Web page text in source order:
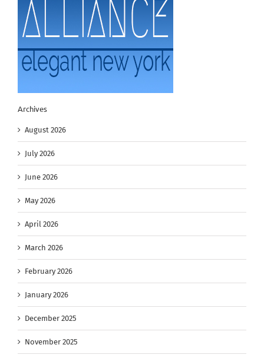
Archives
August 2026
July 2026
June 2026
May 2026
April 2026
March 2026
February 2026
January 2026
December 2025
November 2025